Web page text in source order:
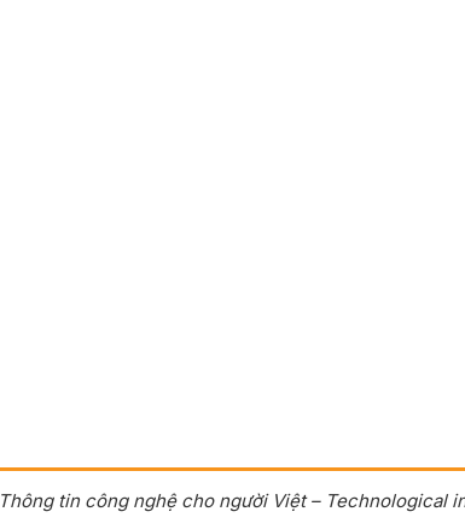
Thông tin công nghệ cho người Việt – Technological